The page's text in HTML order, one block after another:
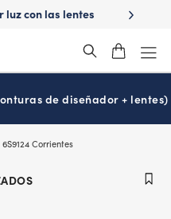
con las lentes
¿Es
de diseñador + lentes)
6S9124 Corrientes